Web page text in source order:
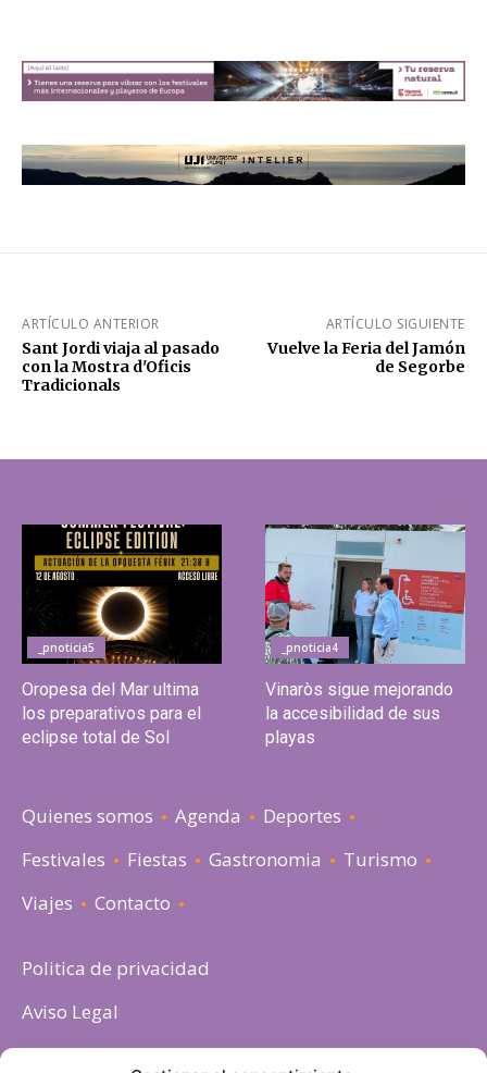
ARTÍCULO ANTERIOR
Sant Jordi viaja al pasado
con la Mostra d'Oficis
Tradicionals
ARTÍCULO SIGUIENTE
Vuelve la Feria del Jamón
de Segorbe
_pnoticia5
Oropesa del Mar ultima
los preparativos para el
eclipse total de Sol
_pnoticia4
Vinaròs sigue mejorando
la accesibilidad de sus
playas
Quienes somos Agenda
Deportes
Festivales
Fiestas Gastronomia
Turismo
Viajes
Contacto
Politica de privacidad
Aviso Legal
Política de cookies